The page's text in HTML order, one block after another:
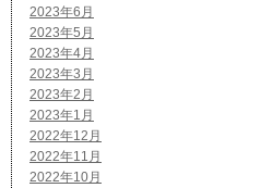
2023年6月
2023年5月
2023年4月
2023年3月
2023年2月
2023年1月
2022年12月
2022年11月
2022年10月